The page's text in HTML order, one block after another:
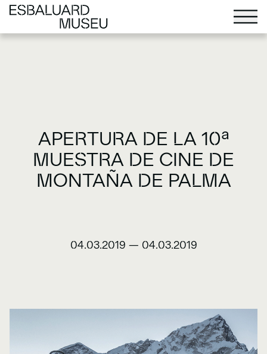
APERTURA DE LA 10ª
MUESTRA DE CINE DE
MONTAÑA DE PALMA
04.03.2019 — 04.03.2019